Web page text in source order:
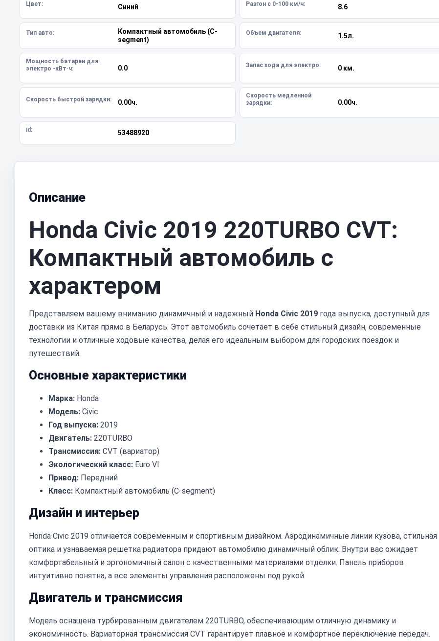
Цвет: Синий Разгон с 0-100 км/ч: 8.6
Тип авто:
Компактный автомобиль (C-
segment)
Объем двигателя: 1.5л.
Мощность батареи для
электро -кВт·ч:
0.0 Запас хода для электро: 0 км.
Скорость быстрой зарядки: 0.00ч.
Скорость медленной
зарядки:
0.00ч.
id: 53488920
Описание
Honda Civic 2019 220TURBO CVT:
Компактный автомобиль с
характером
Представляем вашему вниманию динамичный и надежный Honda Civic 2019 года выпуска, доступный для
доставки из Китая прямо в Беларусь. Этот автомобиль сочетает в себе стильный дизайн, современные
технологии и отличные ходовые качества, делая его идеальным выбором для городских поездок и
путешествий.
Основные характеристики
Марка: Honda
Модель: Civic
Год выпуска: 2019
Двигатель: 220TURBO
Трансмиссия: CVT (вариатор)
Экологический класс: Euro VI
Привод: Передний
Класс: Компактный автомобиль (C-segment)
Дизайн и интерьер
Honda Civic 2019 отличается современным и спортивным дизайном. Аэродинамичные линии кузова, стильная
оптика и узнаваемая решетка радиатора придают автомобилю динамичный облик. Внутри вас ожидает
комфортабельный и эргономичный салон с качественными материалами отделки. Панель приборов
интуитивно понятна, а все элементы управления расположены под рукой.
Двигатель и трансмиссия
Модель оснащена турбированным двигателем 220TURBO, обеспечивающим отличную динамику и
экономичность. Вариаторная трансмиссия CVT гарантирует плавное и комфортное переключение передач.